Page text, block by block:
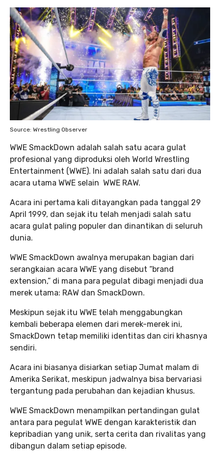
Source: Wrestling Observer
WWE SmackDown adalah salah satu acara gulat
profesional yang diproduksi oleh World Wrestling
Entertainment (WWE). Ini adalah salah satu dari dua
acara utama WWE selain WWE RAW.
Acara ini pertama kali ditayangkan pada tanggal 29
April 1999, dan sejak itu telah menjadi salah satu
acara gulat paling populer dan dinantikan di seluruh
dunia.
WWE SmackDown awalnya merupakan bagian dari
serangkaian acara WWE yang disebut “brand
extension,” di mana para pegulat dibagi menjadi dua
merek utama: RAW dan SmackDown.
Meskipun sejak itu WWE telah menggabungkan
kembali beberapa elemen dari merek-merek ini,
SmackDown tetap memiliki identitas dan ciri khasnya
sendiri.
Acara ini biasanya disiarkan setiap Jumat malam di
Amerika Serikat, meskipun jadwalnya bisa bervariasi
tergantung pada perubahan dan kejadian khusus.
WWE SmackDown menampilkan pertandingan gulat
antara para pegulat WWE dengan karakteristik dan
kepribadian yang unik, serta cerita dan rivalitas yang
dibangun dalam setiap episode.